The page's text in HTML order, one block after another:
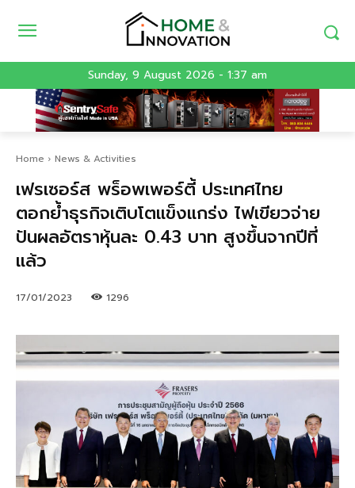
Sunday, 9 August 2026 - 1:37 am
Home News & Activities
เฟรเซอร์ส พร็อพเพอร์ตี้ ประเทศไทย
ตอกย้ำธุรกิจเติบโตแข็งแกร่ง ไฟเขียวจ่าย
ปันผลอัตราหุ้นละ 0.43 บาท สูงขึ้นจากปีที่
แล้ว
17/01/2023 1296